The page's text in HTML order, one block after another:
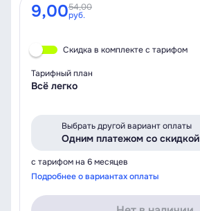
9,0054,00
руб.
Скидка в комплекте с тарифом
Тарифный план
Всё легко
Выбрать другой вариант оплаты
Одним платежом со скидкой
с тарифом на 6 месяцев
Подробнее о вариантах оплаты